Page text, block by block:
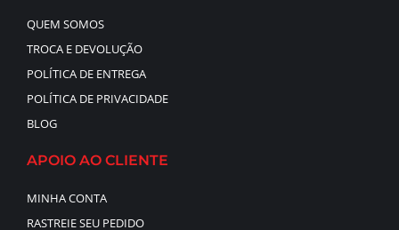
QUEM SOMOS
TROCA E DEVOLUÇÃO
POLÍTICA DE ENTREGA
POLÍTICA DE PRIVACIDADE
BLOG
APOIO AO CLIENTE
MINHA CONTA
RASTREIE SEU PEDIDO